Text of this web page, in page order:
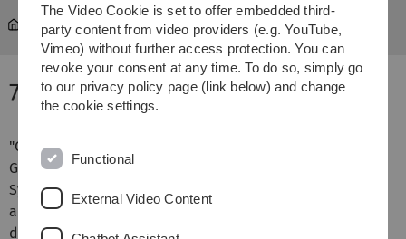
Botanical Garden ... Anwendungsgebiet 7
7. Erkältungskrankheiten
"Grippale Infekte" werden durch Viren verursacht. Im
Gegensatz zur echten oder asiatischen Grippe, sind die
Symptome wie Fieber, Kopf- und Gliederschmerzen sowie
allgemeine Abgeschlagenheit und Schwäche jedoch
deutlich milder ausgeprägt. Zumeist ist ein solcher
The Video Cookie is set to offer embedded third-
party content from video providers (e.g. YouTube,
Vimeo) without further access protection. You can
revoke your consent at any time. To do so, simply go
to our privacy policy page (link below) and change
the cookie settings.
Functional
External Video Content